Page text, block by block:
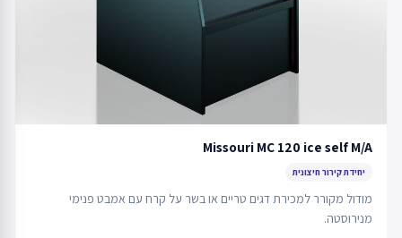
Missouri MC 120 ice self M/A
יחידת קירור חיצונית
מודול מקורר למכירת דגים טריים או בשר על קרח עם אמבט פנימי
מנירוסטה.